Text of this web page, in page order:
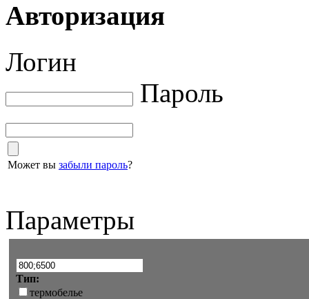
Авторизация
Логин
Пароль
Может вы забыли пароль?
Параметры
Тип:
термобелье